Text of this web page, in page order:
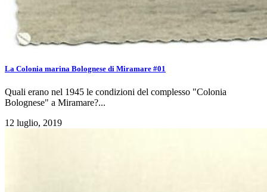
La Colonia marina Bolognese di Miramare #01
Quali erano nel 1945 le condizioni del complesso "Colonia
Bolognese" a Miramare?...
12 luglio, 2019